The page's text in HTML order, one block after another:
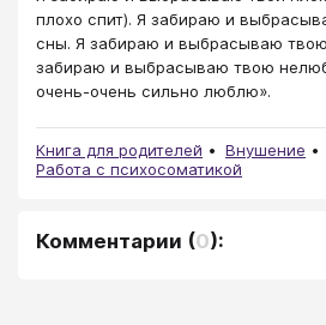
плохо спит). Я забираю и
сны. Я забираю и выбрасываю
забираю и выбрасываю твою
очень-очень сильно люблю».
Книга для родителей
Внушение
Работа с психосоматикой
Комментарии (0):